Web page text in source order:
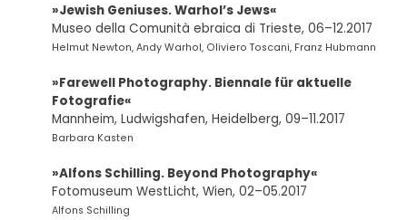
»Jewish Geniuses. Warhol’s Jews«
Museo della Comunità ebraica di Trieste, 06–12.2017
Helmut Newton, Andy Warhol, Oliviero Toscani, Franz Hubmann
»Farewell Photography. Biennale für aktuelle
Fotografie«
Mannheim, Ludwigshafen, Heidelberg, 09–11.2017
Barbara Kasten
»Alfons Schilling. Beyond Photography«
Fotomuseum WestLicht, Wien, 02–05.2017
Alfons Schilling